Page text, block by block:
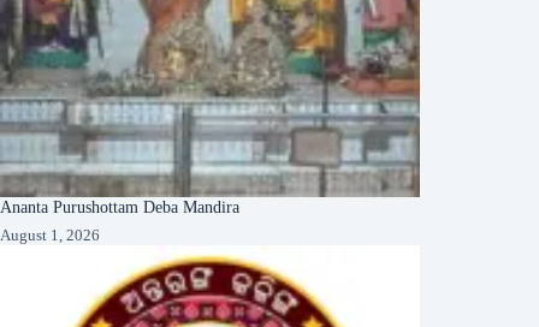
Ananta Purushottam Deba Mandira
August 1, 2026